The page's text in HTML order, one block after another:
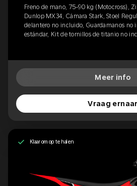
Freno de mano, 75-90 kg (Motocross),
Dunlop MX34, Cámara Stark, Stoel
delantero no incluido, Guardamanos no
estándar, Kit de tornillos de titanio no
Meer info
Vraag ernaar
Klaar om op te halen